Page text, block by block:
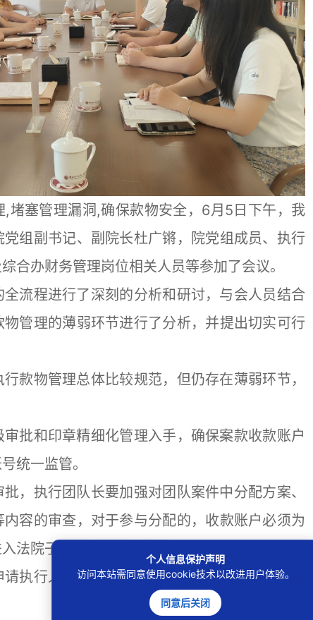
塞管理漏洞,确保款物安全，6月5日下午，我
组副书记、副院长杜广锵，院党组成员、执行
合办财务管理岗位相关人员等参加了会议。
程进行了深刻的分析和研讨，与会人员结合
管理的薄弱环节进行了分析，并提出切实可行
物管理总体比较规范，但仍存在薄弱环节，
批和印章精细化管理入手，确保案款收款账户
统一监管。
，执行团队长要加强对团队案件中分配方案、
容的审查，对于参与分配的，收款账户必须为
法院子账号后再进行退付。
执行人立案时锁定的账户，非经审批，收款账
个人信息保护声明
访问本站需同意使用cookie技术以改进用户体验。
同意后关闭